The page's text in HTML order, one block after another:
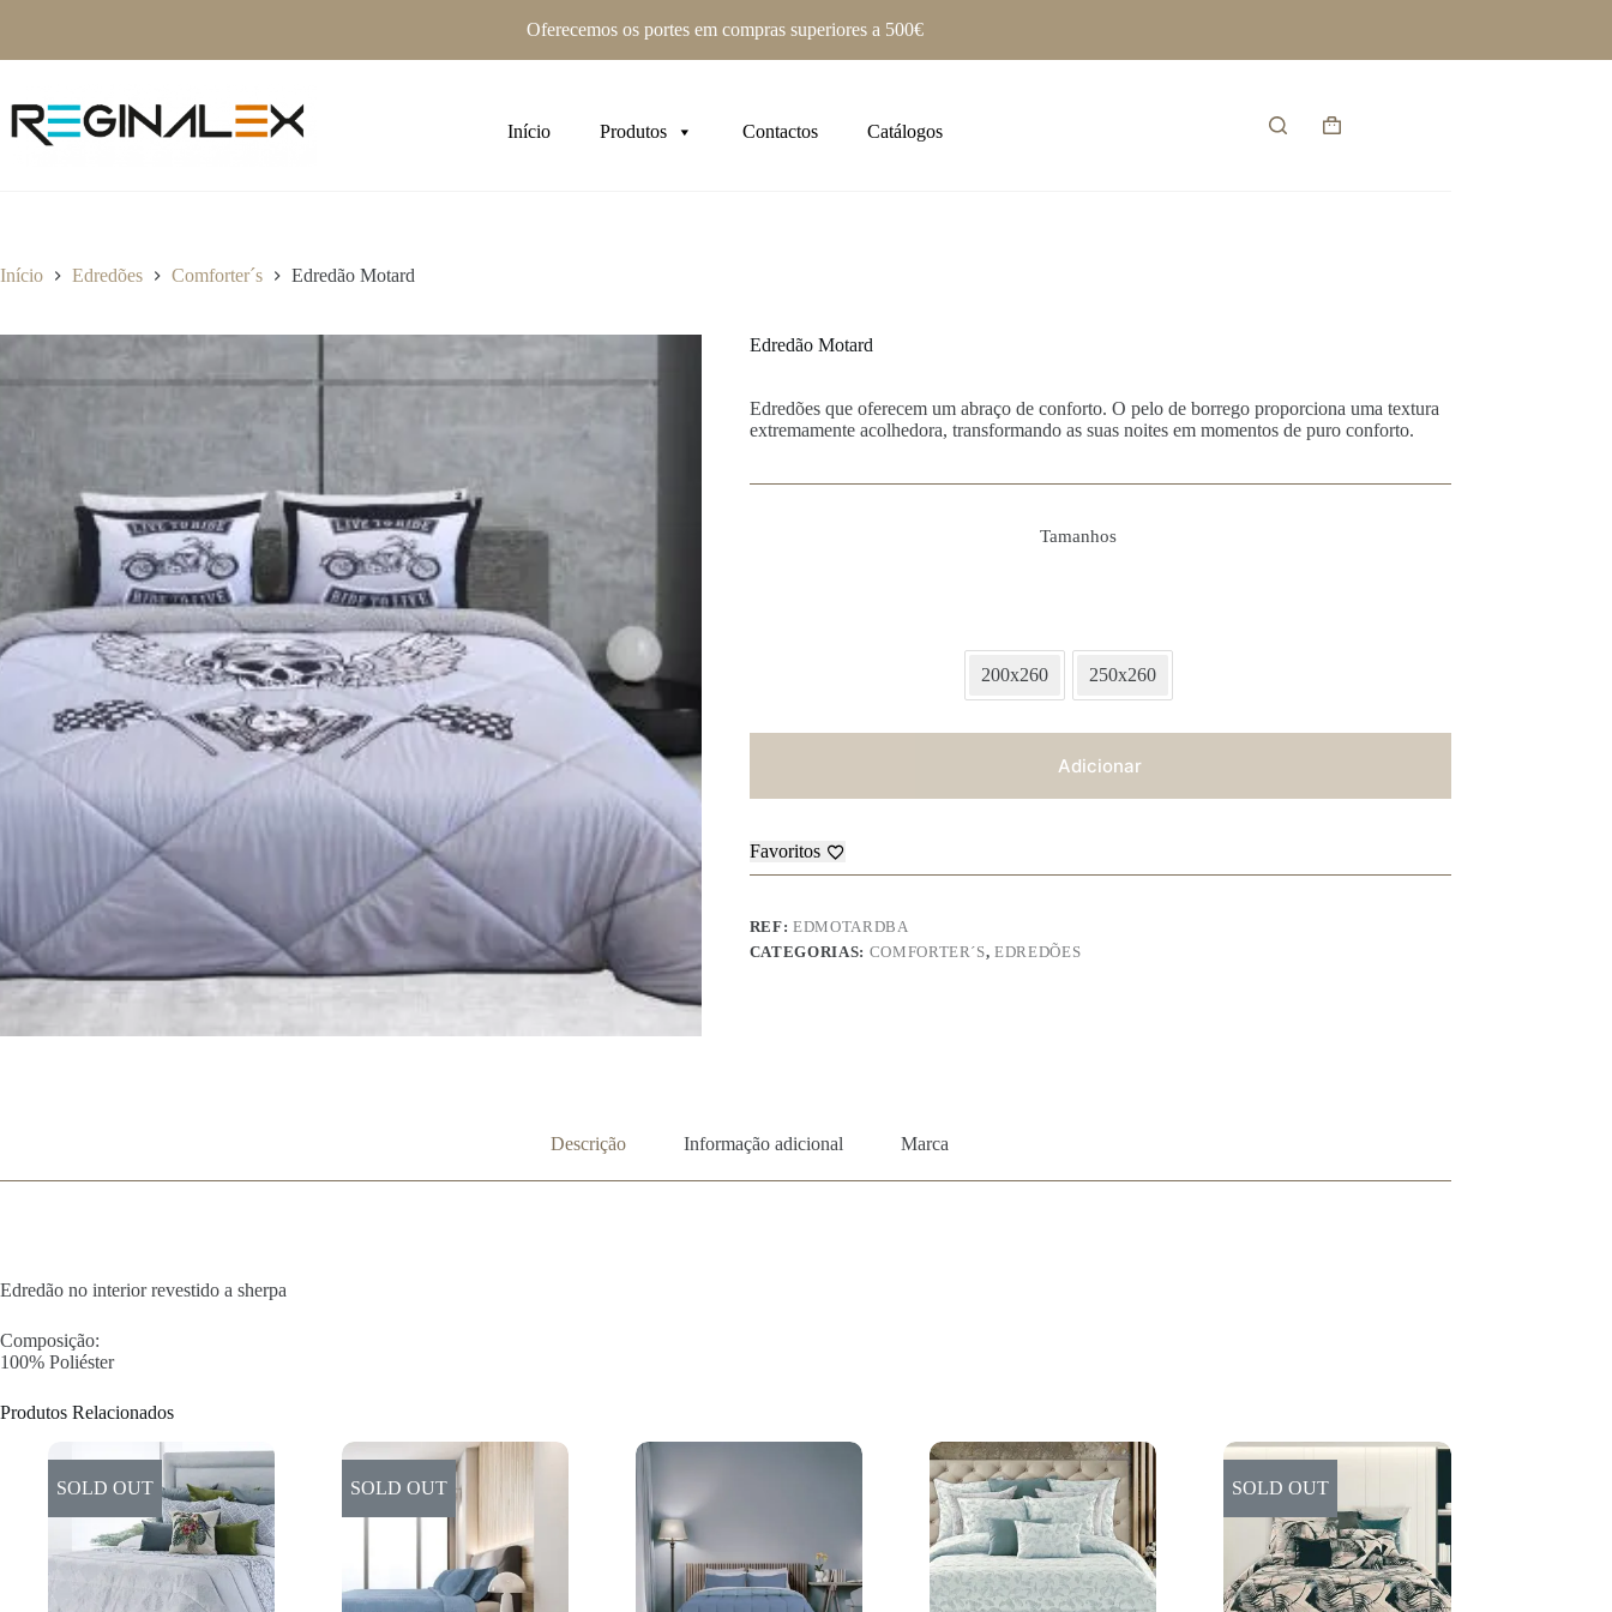
Oferecemos os portes em compras superiores a 500€
Início Produtos Contactos Catálogos
Carrinho
Início Edredões Comforter´s Edredão Motard
Edredão Motard
Edredões que oferecem um abraço de conforto. O pelo de borrego proporciona uma textura
extremamente acolhedora, transformando as suas noites em momentos de puro conforto.
Tamanhos
200x260 250x260
Adicionar
Favoritos
REF:EDMOTARDBA
CATEGORIAS: COMFORTER´S,EDREDÕES
Descrição Informação adicional Marca
Edredão no interior revestido a sherpa
Composição:
100% Poliéster
Produtos Relacionados
SOLD OUT SOLD OUT SOLD OUT